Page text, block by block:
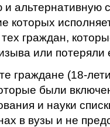
альтернативную
которых
граждан,
или потеряли
граждане (18-
были
и науки
в вузы и не